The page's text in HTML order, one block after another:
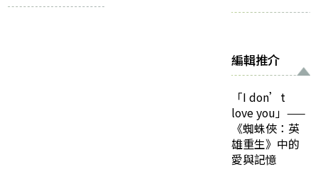
編輯推介
「I don’t
love you」——
《蜘蛛俠：英
雄重生》中的
愛與記憶